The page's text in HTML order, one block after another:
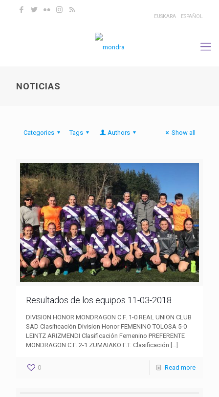
EUSKARA ESPAÑOL
NOTICIAS
Categories Tags Authors Show all
Resultados de los equipos 11-03-2018
DIVISION HONOR MONDRAGON C.F. 1-0 REAL UNION CLUB
SAD Clasificación Division Honor FEMENINO TOLOSA 5-0
LEINTZ ARIZMENDI Clasificación Femenino PREFERENTE
MONDRAGON C.F. 2-1 ZUMAIAKO F.T. Clasificación […]
0 Read more